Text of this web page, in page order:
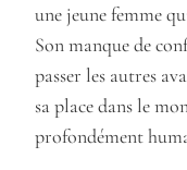
une jeune femme
Son manque de
passer les autres
sa place dans le
profondément